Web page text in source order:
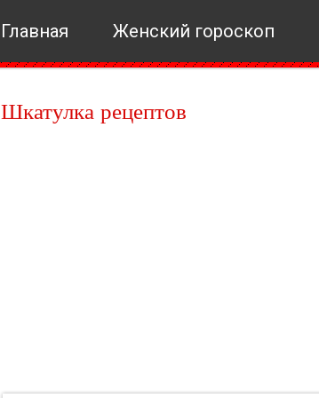
Главная Женский гороскоп
Шкатулка рецептов